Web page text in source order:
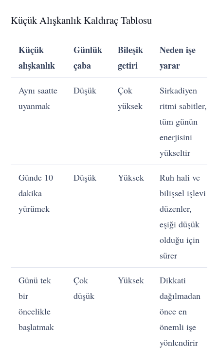
Küçük Alışkanlık Kaldıraç Tablosu
Küçük
alışkanlık
Günlük
çaba
Bileşik
getiri
Neden işe
yarar
Aynı saatte
uyanmak
Düşük
Çok
yüksek
Sirkadiyen
ritmi sabitler,
tüm günün
enerjisini
yükseltir
Günde 10
dakika
yürümek
Düşük Yüksek
Ruh hali ve
bilişsel işlevi
düzenler,
eşiği düşük
olduğu için
sürer
Günü tek
bir
öncelikle
başlatmak
Çok
düşük
Yüksek
Dikkati
dağılmadan
önce en
önemli işe
yönlendirir